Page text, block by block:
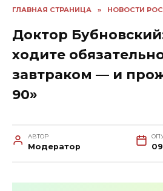
ГЛАВНАЯ СТРАНИЦА » НОВОСТИ
Доктор
ходите
завтраком — и
90»
АВТОР
Модератор